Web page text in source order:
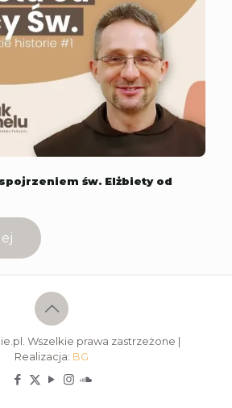
św. Elżbiety od
Wszelkie prawa zastrzeżone |
Realizacja: BG